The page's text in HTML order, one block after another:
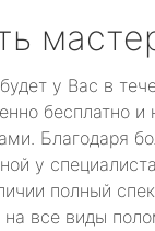
у Вас в
бесплатно и
Благодаря
у
полный
на все виды